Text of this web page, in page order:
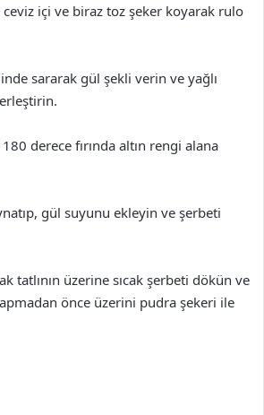
ceviz içi ve biraz toz şeker koyarak rulo
sararak gül şekli verin ve yağlı
180 derece fırında altın rengi alana
gül suyunu ekleyin ve şerbeti
tatlının üzerine sıcak şerbeti dökün ve
önce üzerini pudra şekeri ile